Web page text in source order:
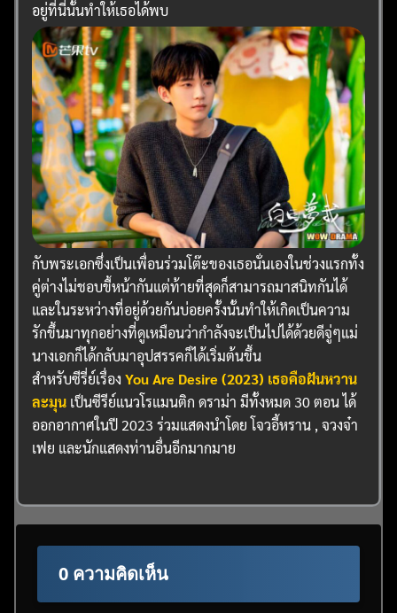
อยู่ที่นี่นั้นทำให้เธอได้พบ
กับพระเอกซึ่งเป็นเพื่อนร่วมโต๊ะของเธอนั่นเองในช่วงแรกทั้ง
คู่ต่างไม่ชอบขี้หน้ากันแต่ท้ายที่สุดก็สามารถมาสนิทกันได้
และในระหว่างที่อยู่ด้วยกันบ่อยครั้งนั้นทำให้เกิดเป็นความ
รักขึ้นมาทุกอย่างที่ดูเหมือนว่ากำลังจะเป็นไปได้ด้วยดีจู่ๆแม่
นางเอกก็ได้กลับมาอุปสรรคก็ได้เริ่มต้นขึ้น
สำหรับซีรี่ย์เรื่องYou Are Desire (2023) เธอคือฝันหวาน
ละมุน เป็นซีรีย์แนวโรแมนติก ดราม่า มีทั้งหมด 30 ตอน ได้
ออกอากาศในปี 2023 ร่วมแสดงนำโดย โจวอี้หราน , จวงจ๋า
เฟย และนักแสดงท่านอื่นอีกมากมาย
0 ความคิดเห็น